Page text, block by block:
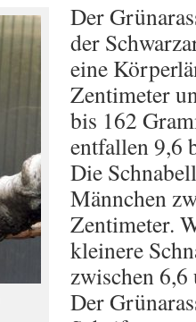
Der
der
eine
Zentimeter
bis 162
entfallen 9,6
Die
Männchen
Zentimeter.
kleinere
zwischen
Der